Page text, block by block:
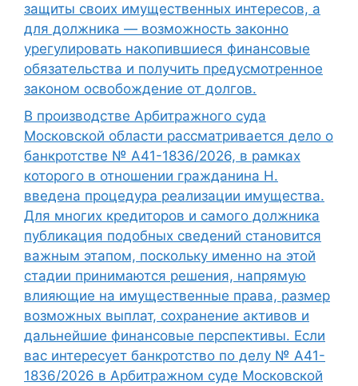
защиты своих имущественных интересов, а
для должника — возможность законно
урегулировать накопившиеся финансовые
обязательства и получить предусмотренное
законом освобождение от долгов.
В производстве Арбитражного суда
Московской области рассматривается дело о
банкротстве № А41-1836/2026, в рамках
которого в отношении гражданина Н.
введена процедура реализации имущества.
Для многих кредиторов и самого должника
публикация подобных сведений становится
важным этапом, поскольку именно на этой
стадии принимаются решения, напрямую
влияющие на имущественные права, размер
возможных выплат, сохранение активов и
дальнейшие финансовые перспективы. Если
вас интересует банкротство по делу № А41-
1836/2026 в Арбитражном суде Московской